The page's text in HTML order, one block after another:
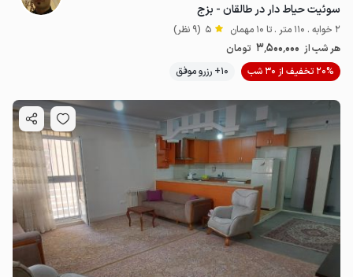
سوئیت حیاط دار در طالقان - بزج
2 خوابه . 110 متر . تا 10 مهمان 5 (9 نظر)
هر شب از 3٬500٬000 تومان
20% تخفیف از 30 شب
10+ رزرو موفق